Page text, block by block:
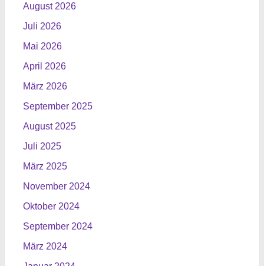
August 2026
Juli 2026
Mai 2026
April 2026
März 2026
September 2025
August 2025
Juli 2025
März 2025
November 2024
Oktober 2024
September 2024
März 2024